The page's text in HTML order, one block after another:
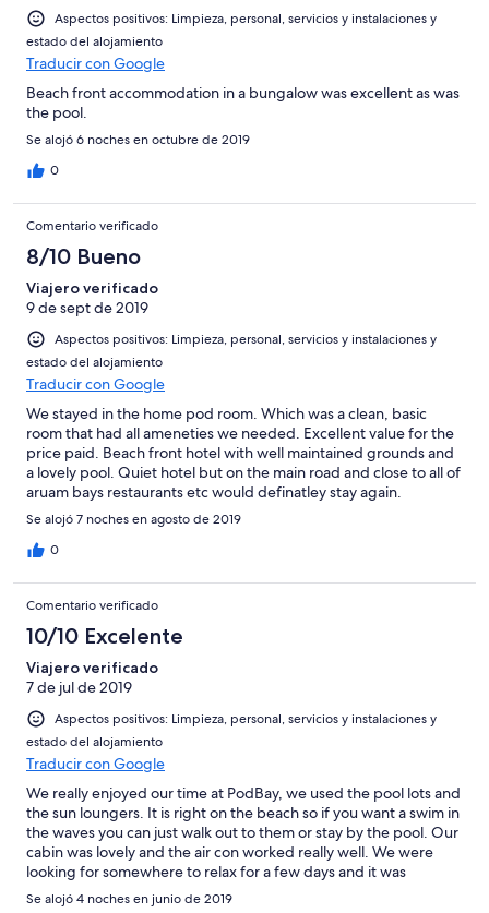
Aspectos positivos: Limpieza, personal, servicios y instalaciones y
estado del alojamiento
Traducir con Google
Beach front accommodation in a bungalow was excellent as was
the pool.
Se alojó 6 noches en octubre de 2019
0
Comentario verificado
8/10 Bueno
Viajero verificado
9 de sept de 2019
Aspectos positivos: Limpieza, personal, servicios y instalaciones y
estado del alojamiento
Traducir con Google
We stayed in the home pod room. Which was a clean, basic
room that had all ameneties we needed. Excellent value for the
price paid. Beach front hotel with well maintained grounds and
a lovely pool. Quiet hotel but on the main road and close to all of
aruam bays restaurants etc would definatley stay again.
Se alojó 7 noches en agosto de 2019
0
Comentario verificado
10/10 Excelente
Viajero verificado
7 de jul de 2019
Aspectos positivos: Limpieza, personal, servicios y instalaciones y
estado del alojamiento
Traducir con Google
We really enjoyed our time at PodBay, we used the pool lots and
the sun loungers. It is right on the beach so if you want a swim in
the waves you can just walk out to them or stay by the pool. Our
cabin was lovely and the air con worked really well. We were
looking for somewhere to relax for a few days and it was
perfect. The staff were helpful and friendly too.
Se alojó 4 noches en junio de 2019